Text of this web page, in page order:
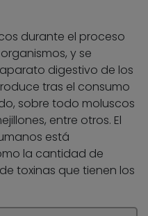
durante el proceso
y se
digestivo de los
tras el consumo
sobre todo moluscos
entre otros. El
está
la cantidad de
toxinas que tienen los